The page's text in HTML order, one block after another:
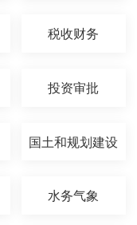
税收财务
投资审批
国土和规划建设
水务气象